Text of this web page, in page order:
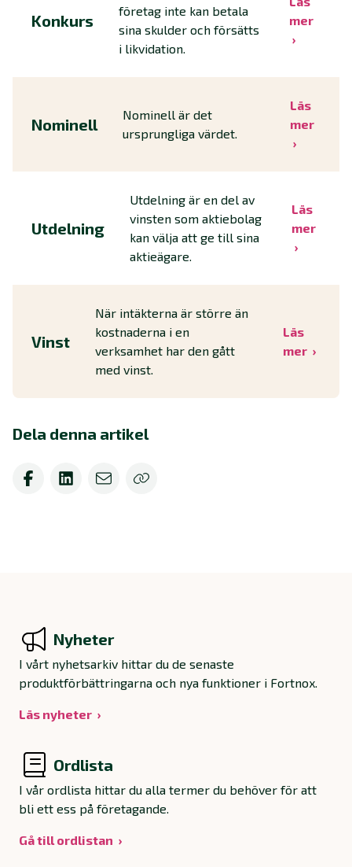
Konkurs
företag inte kan betala
sina skulder och försätts
i likvidation.
mer
Nominell
Nominell är det
ursprungliga värdet.
Läs
mer
Utdelning
Utdelning är en del av
vinsten som aktiebolag
kan välja att ge till sina
aktieägare.
Läs
mer
Vinst
När intäkterna är större än
kostnaderna i en
verksamhet har den gått
med vinst.
Läs
mer
Dela denna artikel
Nyheter
I vårt nyhetsarkiv hittar du de senaste
produktförbättringarna och nya funktioner i Fortnox.
Läs nyheter
Ordlista
I vår ordlista hittar du alla termer du behöver för att
bli ett ess på företagande.
Gå till ordlistan